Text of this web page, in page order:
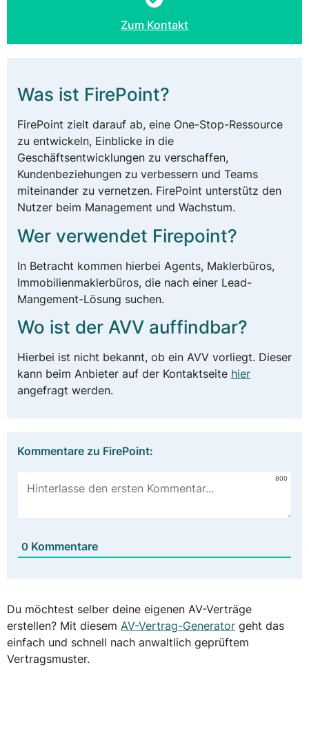
Zum Kontakt
Was ist FirePoint?
FirePoint zielt darauf ab, eine One-Stop-Ressource
zu entwickeln, Einblicke in die
Geschäftsentwicklungen zu verschaffen,
Kundenbeziehungen zu verbessern und Teams
miteinander zu vernetzen. FirePoint unterstütz den
Nutzer beim Management und Wachstum.
Wer verwendet Firepoint?
In Betracht kommen hierbei Agents, Maklerbüros,
Immobilienmaklerbüros, die nach einer Lead-
Mangement-Lösung suchen.
Wo ist der AVV auffindbar?
Hierbei ist nicht bekannt, ob ein AVV vorliegt. Dieser
kann beim Anbieter auf der Kontaktseite hier
angefragt werden.
Kommentare zu FirePoint:
800
0 Kommentare
Du möchtest selber deine eigenen AV-Verträge
erstellen? Mit diesem AV-Vertrag-Generator geht das
einfach und schnell nach anwaltlich geprüftem
Vertragsmuster.